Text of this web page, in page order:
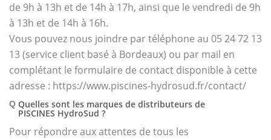
de 9h à 13h et de 14h à 17h, ainsi que le vendredi de 9h
à 13h et de 14h à 16h.
Vous pouvez nous joindre par téléphone au 05 24 72 13
13 (service client basé à Bordeaux) ou par mail en
complétant le formulaire de contact disponible à cette
adresse : https://www.piscines-hydrosud.fr/contact/
Q Quelles sont les marques de distributeurs de
PISCINES HydroSud ?
Pour répondre aux attentes de tous les